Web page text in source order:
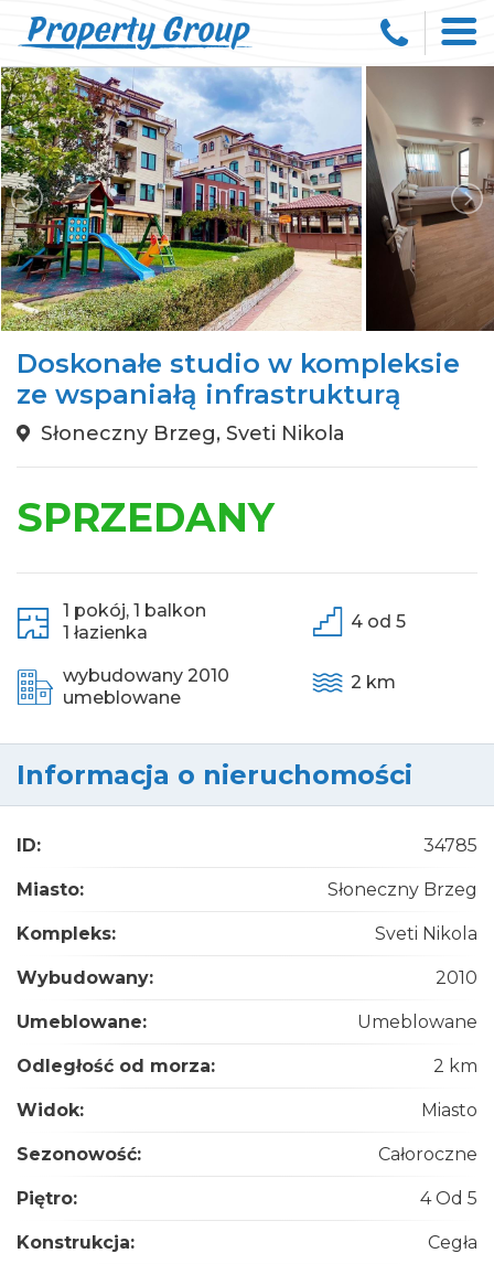
Doskonałe studio w kompleksie
ze wspaniałą infrastrukturą
Słoneczny Brzeg, Sveti Nikola
SPRZEDANY
1 pokój, 1 balkon
1 łazienka
wybudowany 2010
umeblowane
4 od 5
2 km
Informacja o nieruchomości
ID: 34785
Miasto: Słoneczny Brzeg
Kompleks: Sveti Nikola
Wybudowany: 2010
Umeblowane: Umeblowane
Odległość od morza: 2 km
Widok: Miasto
Sezonowość: Całoroczne
Piętro: 4 Od 5
Konstrukcja: Cegła